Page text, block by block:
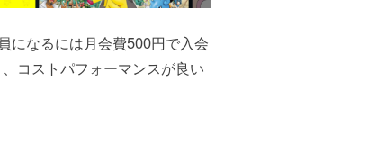
になるには月会費500円で入会
コストパフォーマンスが良い